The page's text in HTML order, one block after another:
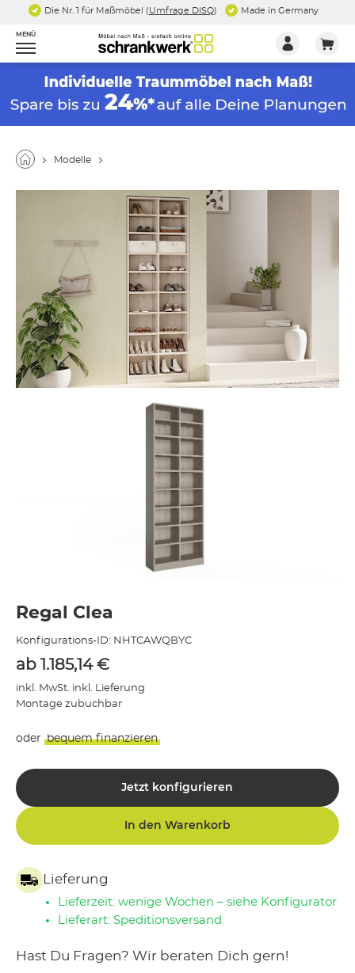
Die Nr. 1 für Maßmöbel (Umfrage DISQ) Made in Germany
MENÜ
Modelle
Regal Clea
Konfigurations-ID: NHTCAWQBYC
ab 1.185,14 €
inkl. MwSt. inkl. Lieferung
Montage zubuchbar
oder bequem finanzieren
Jetzt konfigurieren
In den Warenkorb
Lieferung
Lieferzeit: wenige Wochen – siehe Konfigurator
Lieferart: Speditionsversand
Hast Du Fragen? Wir beraten Dich gern!